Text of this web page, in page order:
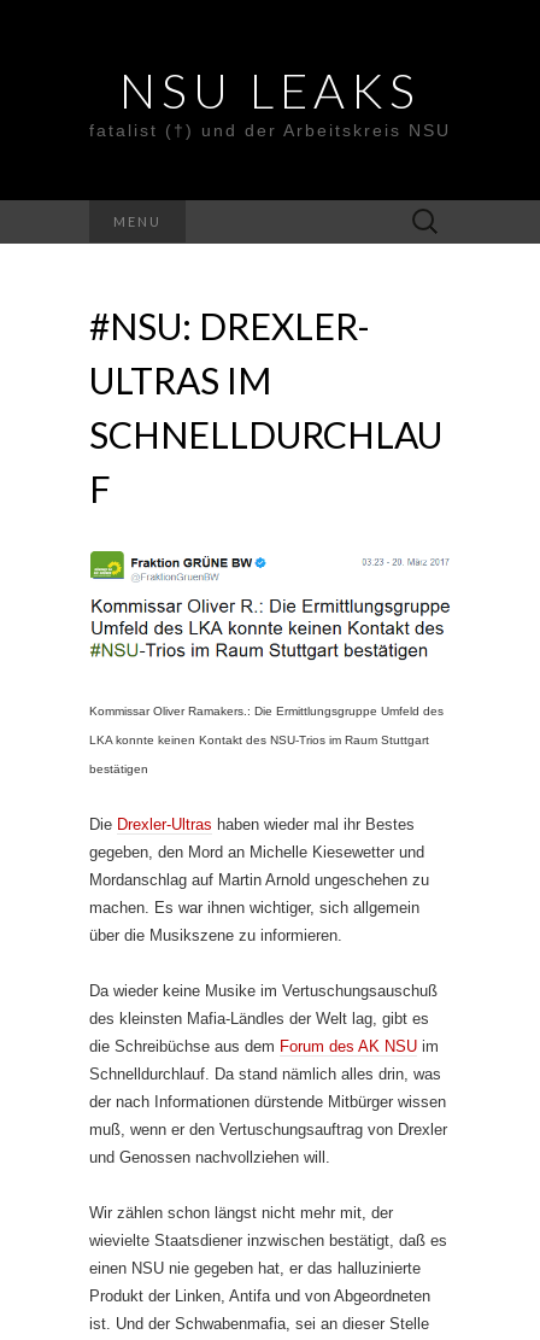
NSU LEAKS
fatalist (†) und der Arbeitskreis NSU
MENU
Suche
nach:
#NSU: DREXLER-
ULTRAS IM
SCHNELLDURCHLAU
F
Kommissar Oliver Ramakers.: Die Ermittlungsgruppe Umfeld des
LKA konnte keinen Kontakt des NSU-Trios im Raum Stuttgart
bestätigen
Die Drexler-Ultras haben wieder mal ihr Bestes
gegeben, den Mord an Michelle Kiesewetter und
Mordanschlag auf Martin Arnold ungeschehen zu
machen. Es war ihnen wichtiger, sich allgemein
über die Musikszene zu informieren.
Da wieder keine Musike im Vertuschungsauschuß
des kleinsten Mafia-Ländles der Welt lag, gibt es
die Schreibüchse aus dem Forum des AK NSU im
Schnelldurchlauf. Da stand nämlich alles drin, was
der nach Informationen dürstende Mitbürger wissen
muß, wenn er den Vertuschungsauftrag von Drexler
und Genossen nachvollziehen will.
Wir zählen schon längst nicht mehr mit, der
wievielte Staatsdiener inzwischen bestätigt, daß es
einen NSU nie gegeben hat, er das halluzinierte
Produkt der Linken, Antifa und von Abgeordneten
ist. Und der Schwabenmafia, sei an dieser Stelle